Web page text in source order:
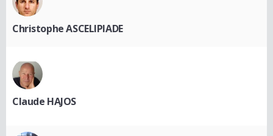
Christophe ASCELIPIADE
Claude HAJOS